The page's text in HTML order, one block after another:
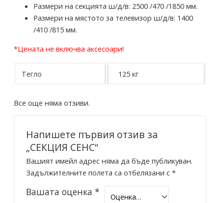
Размери на секцията ш/д/в: 2500 /470 /1850 мм.
Размери на мястото за телевизор ш/д/в: 1400
/410 /815 мм.
*Цената не включва аксесоари!
Тегло 125 кг
Все още няма отзиви.
Напишете първия отзив за
„СЕКЦИЯ СЕНС“
Вашият имейл адрес няма да бъде публикуван.
Задължителните полета са отбелязани с*
Вашата оценка*